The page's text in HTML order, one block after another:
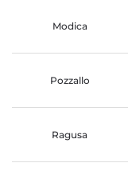
Modica
Pozzallo
Ragusa